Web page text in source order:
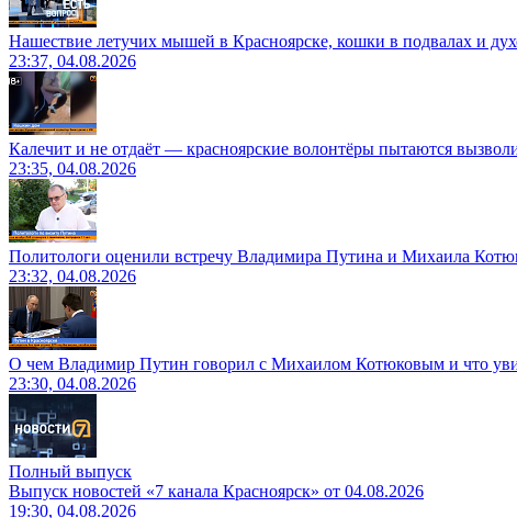
Нашествие летучих мышей в Красноярске, кошки в подвалах и
23:37, 04.08.2026
Калечит и не отдаёт — красноярские волонтёры пытаются
23:35, 04.08.2026
Политологи оценили встречу Владимира Путина и Михаила
23:32, 04.08.2026
О чем Владимир Путин говорил с Михаилом Котюковым и что
23:30, 04.08.2026
Полный выпуск
Выпуск новостей «7 канала Красноярск» от 04.08.2026
19:30, 04.08.2026